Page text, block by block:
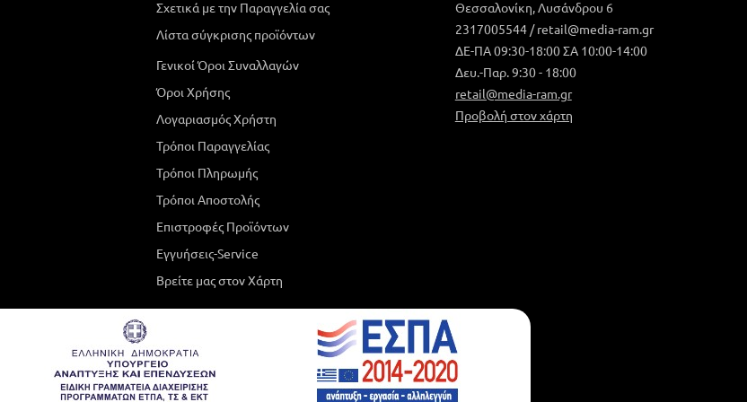
Σχετικά με την Παραγγελία σας
Λίστα σύγκρισης προϊόντων
Γενικοί Όροι Συναλλαγών
Όροι Χρήσης
Λογαριασμός Χρήστη
Τρόποι Παραγγελίας
Τρόποι Πληρωμής
Τρόποι Αποστολής
Επιστροφές Προϊόντων
Εγγυήσεις-Service
Βρείτε μας στον Χάρτη
Θεσσαλονίκη, Λυσάνδρου 6
2317005544 / retail@media-ram.gr
ΔΕ-ΠΑ 09:30-18:00 ΣΑ 10:00-14:00
Δευ.-Παρ. 9:30 - 18:00
retail@media-ram.gr
Προβολή στον χάρτη